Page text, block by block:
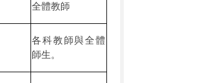
全體教師
各科教師與全體
師生。